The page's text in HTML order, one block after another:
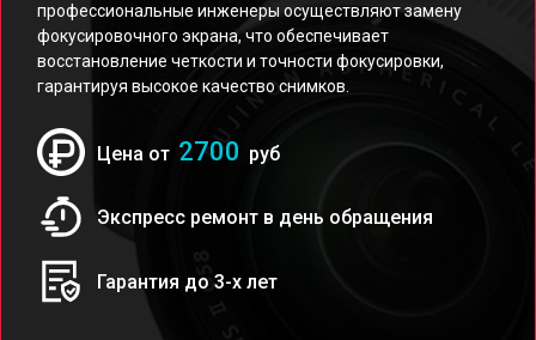
профессиональные инженеры осуществляют замену
фокусировочного экрана, что обеспечивает
восстановление четкости и точности фокусировки,
гарантируя высокое качество снимков.
Цена от 2700 руб
Экспресс ремонт в день обращения
Гарантия до 3-х лет